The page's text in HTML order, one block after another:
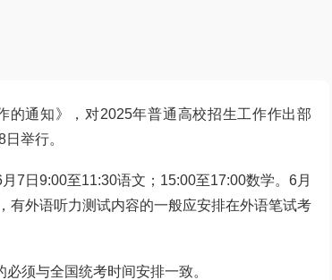
的通知》，对2025年普通高校招生工作作出部
举行。
7日9:00至11:30语文；15:00至17:00数学。6月
有外语听力测试内容的一般应安排在外语笔试考
须与全国统考时间安排一致。